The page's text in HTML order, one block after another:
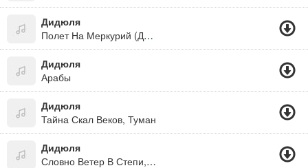
Дидюля
Полет На Меркурий (Дорога В Багдад)
Дидюля
Арабы
Дидюля
Тайна Скал Веков, Туман
Дидюля
Словно Ветер В Степи, Словно В Речке Вода